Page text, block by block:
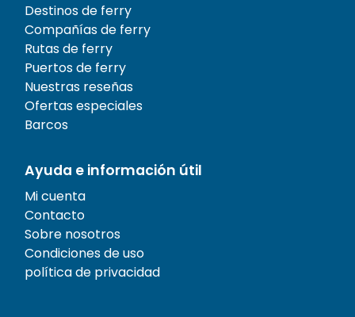
Destinos de ferry
Compañías de ferry
Rutas de ferry
Puertos de ferry
Nuestras reseñas
Ofertas especiales
Barcos
Ayuda e información útil
Mi cuenta
Contacto
Sobre nosotros
Condiciones de uso
política de privacidad